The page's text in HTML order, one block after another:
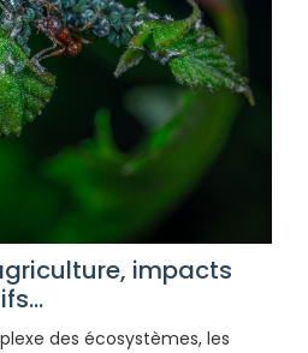
impacts
des écosystèmes, les